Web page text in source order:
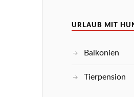
URLAUB MIT
Balkonien
Tierpension